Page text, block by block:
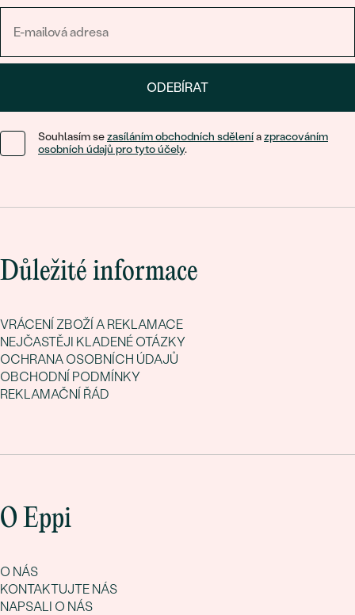
ODEBÍRAT
Souhlasím sezasíláním obchodních sděleníazpracováním
osobních údajů pro tyto účely.
Důležité informace
VRÁCENÍ ZBOŽÍ A REKLAMACE
NEJČASTĚJI KLADENÉ OTÁZKY
OCHRANA OSOBNÍCH ÚDAJŮ
OBCHODNÍ PODMÍNKY
REKLAMAČNÍ ŘÁD
O Eppi
O NÁS
KONTAKTUJTE NÁS
NAPSALI O NÁS